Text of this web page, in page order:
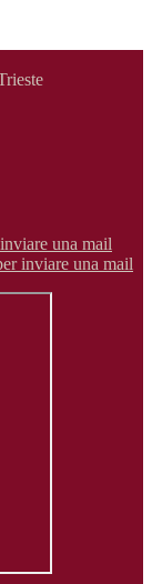
una mail
inviare una mail